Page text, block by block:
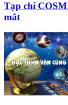
Tạp chí
mắt